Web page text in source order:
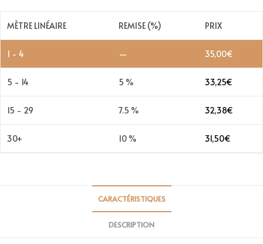
MÈTRE LINÉAIRE REMISE (%) PRIX
1 - 4 — 35,00€
5 - 14 5 % 33,25€
15 - 29 7.5 % 32,38€
30+ 10 % 31,50€
CARACTÉRISTIQUES
DESCRIPTION